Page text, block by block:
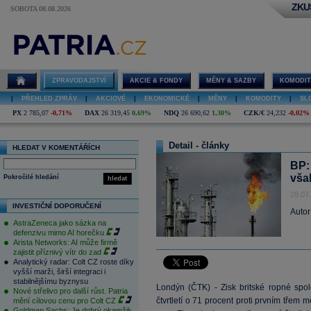
SOBOTA 08.08.2026
ZPRAVODAJSTVÍ AKCIE & FONDY MĚNY & SAZBY
PŘEHLED ZPRÁV AKCIOVÉ EKONOMICKÉ MĚNY KOMODITY
PX 2 785,07 -0,71% DAX 26 319,45 0,69% NDQ 26 690,62 1,30% CZK/€ 24,232 -0,02%
HLEDAT V KOMENTÁŘÍCH
hledat
Pokročilé hledání
INVESTIČNÍ DOPORUČENÍ
AstraZeneca jako sázka na
defenzivu mimo AI horečku
Arista Networks: AI může firmě
zajistit příznivý vítr do zad
Analytický radar: Colt CZ roste díky
vyšší marži, širší integraci i
stabilnějšímu byznysu
Nové střelivo pro další růst. Patria
mění cílovou cenu pro Colt CZ
Detail - články
Londýn (ČTK) - Zisk britské ropné
čtvrtletí o 71 procent proti prvním třem